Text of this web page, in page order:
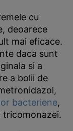
cu
deoarece
mai eficace.
daca sunt
si a
a bolii de
bacteriene,
tricomonazei.